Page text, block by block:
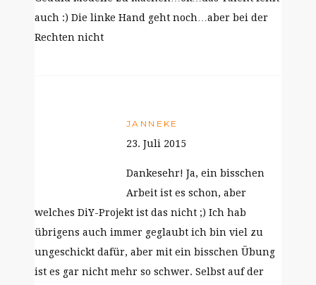
auch :) Die linke Hand geht noch…aber bei der
Rechten nicht
JANNEKE
23. Juli 2015
Dankesehr! Ja, ein bisschen
Arbeit ist es schon, aber
welches DiY-Projekt ist das nicht ;) Ich hab
übrigens auch immer geglaubt ich bin viel zu
ungeschickt dafür, aber mit ein bisschen Übung
ist es gar nicht mehr so schwer. Selbst auf der